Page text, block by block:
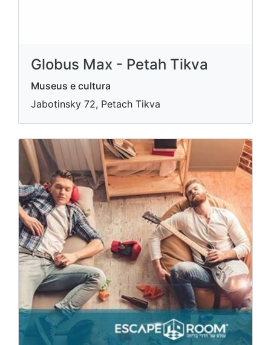
Globus Max - Petah Tikva
Museus e cultura
Jabotinsky 72, Petach Tikva